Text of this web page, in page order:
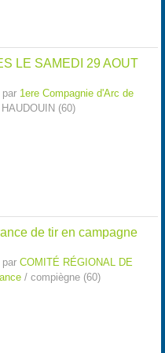
LE SAMEDI 29 AOUT
1ere Compagnie d'Arc de
(60)
de tir en campagne
par COMITÉ RÉGIONAL DE
/ compiègne (60)